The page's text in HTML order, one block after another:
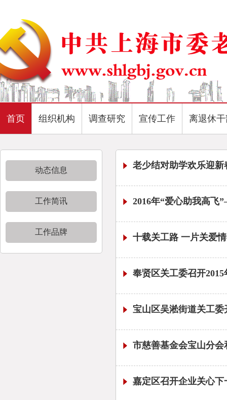
首页 组织机构 调查研究 宣传工作 离退休
动态信息
工作简讯
工作品牌
老少结对助学欢乐迎
2016年“爱心助我高
十载关工路 一片关爱
奉贤区关工委召开
宝山区吴淞街道关工
市慈善基金会宝山分
嘉定区召开企业关心